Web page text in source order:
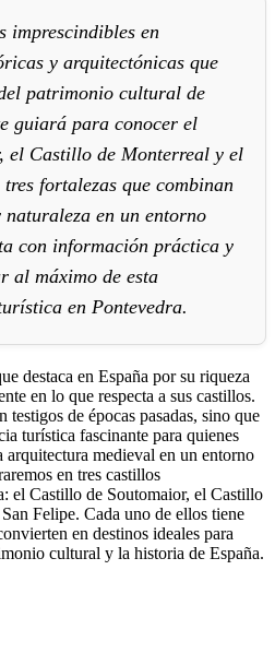
imprescindibles en
y arquitectónicas que
patrimonio cultural de
guiará para conocer el
el Castillo de Monterreal y el
fortalezas que combinan
en un entorno
con información práctica y
al máximo de esta
en Pontevedra.
destaca en España por su riqueza
en lo que respecta a sus castillos.
testigos de épocas pasadas, sino que
turística fascinante para quienes
medieval en un entorno
en tres castillos
el Castillo de Soutomaior, el Castillo
Felipe. Cada uno de ellos tiene
en destinos ideales para
cultural y la historia de España.